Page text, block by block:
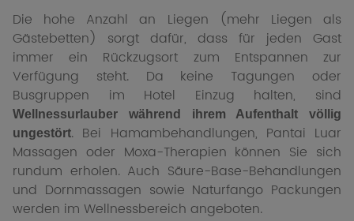
Die hohe Anzahl an Liegen (mehr Liegen als
Gästebetten) sorgt dafür, dass für jeden Gast
immer ein Rückzugsort zum Entspannen zur
Verfügung steht. Da keine Tagungen oder
Busgruppen im Hotel Einzug halten, sind
Wellnessurlauber während ihrem Aufenthalt völlig
ungestört. Bei Hamambehandlungen, Pantai Luar
Massagen oder Moxa-Therapien können Sie sich
rundum erholen. Auch Säure-Base-Behandlungen
und Dornmassagen sowie Naturfango Packungen
werden im Wellnessbereich angeboten.